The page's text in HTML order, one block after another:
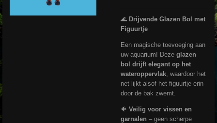
🌊 Drijvende Glazen Bol met
Figuurtje
Een magische toevoeging aan
uw aquarium! Deze glazen
bol drijft elegant op het
wateroppervlak , waardoor het
net lijkt alsof het figuurtje erin
door de bak zwemt.
🐠 Veilig voor vissen en
garnalen – geen scherpe